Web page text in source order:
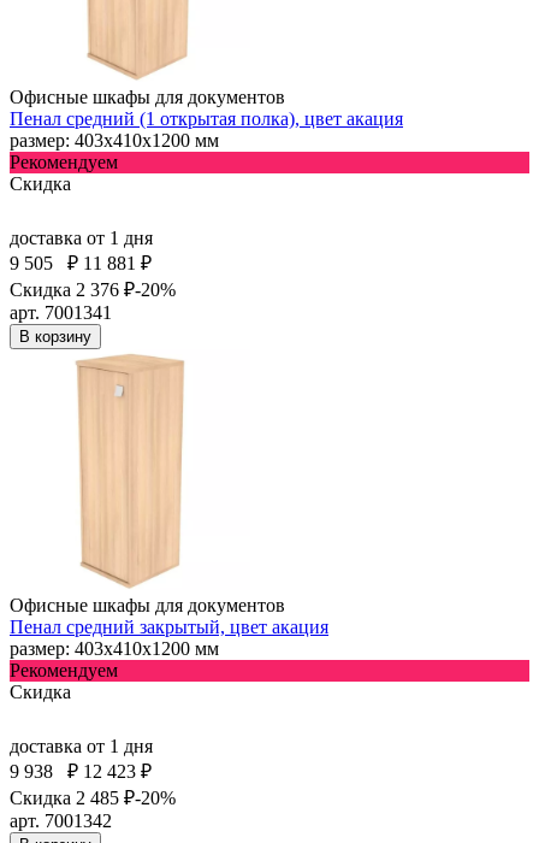
Офисные шкафы для документов
Пенал средний (1 открытая полка), цвет акация
размер: 403х410х1200 мм
Рекомендуем
Скидка
доставка от 1 дня
9 505
₽ 11 881 ₽
Скидка 2 376 ₽-20%
арт. 7001341
В корзину
Офисные шкафы для документов
Пенал средний закрытый, цвет акация
размер: 403х410х1200 мм
Рекомендуем
Скидка
доставка от 1 дня
9 938
₽ 12 423 ₽
Скидка 2 485 ₽-20%
арт. 7001342